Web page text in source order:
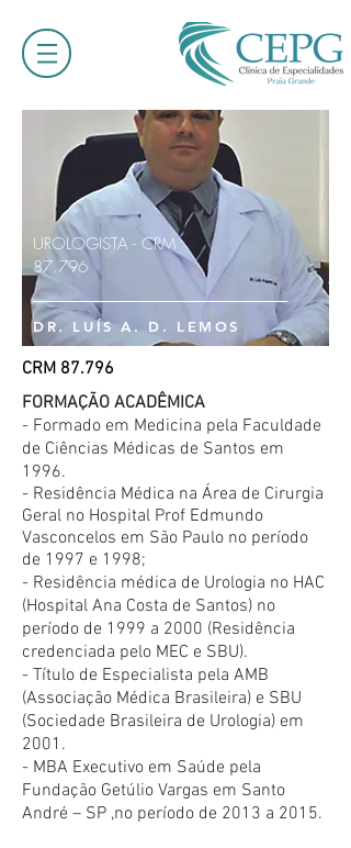
UROLOGISTA - CRM
87.796
DR. LUÍS A. D. LEMOS
CRM 87.796
FORMAÇÃO ACADÊMICA
- Formado em Medicina pela Faculdade
de Ciências Médicas de Santos em
1996.
- Residência Médica na Área de Cirurgia
Geral no Hospital Prof Edmundo
Vasconcelos em São Paulo no período
de 1997 e 1998;
- Residência médica de Urologia no HAC
(Hospital Ana Costa de Santos) no
período de 1999 a 2000 (Residência
credenciada pelo MEC e SBU).
- Título de Especialista pela AMB
(Associação Médica Brasileira) e SBU
(Sociedade Brasileira de Urologia) em
2001.
- MBA Executivo em Saúde pela
Fundação Getúlio Vargas em Santo
André – SP ,no período de 2013 a 2015.